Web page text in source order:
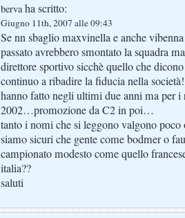
bervaha scritto:
Giugno 11th, 2007 alle 09:43
Se nn sbaglio maxvinella e anche
passato avrebbero smontato la squadra
direttore sportivo sicchè quello che
continuo a ribadire la fiducia nella
hanno fatto negli ultimi due anni ma per
2002…promozione da C2 in poi…
tanto i nomi che si leggono valgono poco
siamo sicuri che gente come bodmer o
campionato modesto come quello
italia??
saluti